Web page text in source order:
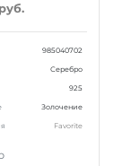
985040702
Серебро
925
Золочение
Favorite